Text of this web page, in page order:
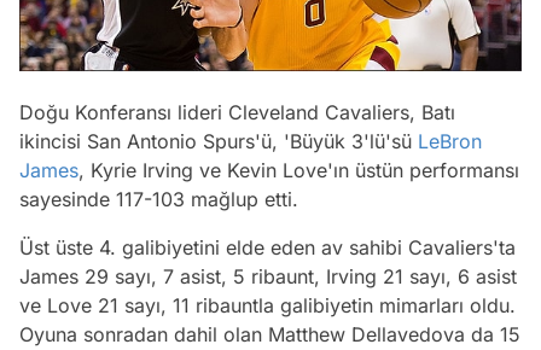
Doğu Konferansı lideri Cleveland Cavaliers, Batı
ikincisi San Antonio Spurs'ü, 'Büyük 3'lü'sü LeBron
James, Kyrie Irving ve Kevin Love'ın üstün performansı
sayesinde 117-103 mağlup etti.
Üst üste 4. galibiyetini elde eden av sahibi Cavaliers'ta
James 29 sayı, 7 asist, 5 ribaunt, Irving 21 sayı, 6 asist
ve Love 21 sayı, 11 ribauntla galibiyetin mimarları oldu.
Oyuna sonradan dahil olan Matthew Dellavedova da 15